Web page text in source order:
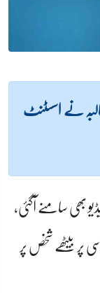
نے اسسٹنٹ
بھی سامنے آگئی،
پربیٹھے شخص پر